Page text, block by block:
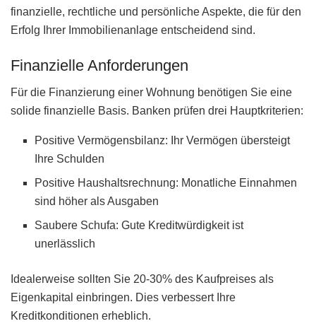
finanzielle, rechtliche und persönliche Aspekte, die für den
Erfolg Ihrer Immobilienanlage entscheidend sind.
Finanzielle Anforderungen
Für die Finanzierung einer Wohnung benötigen Sie eine
solide finanzielle Basis. Banken prüfen drei Hauptkriterien:
Positive Vermögensbilanz: Ihr Vermögen übersteigt
Ihre Schulden
Positive Haushaltsrechnung: Monatliche Einnahmen
sind höher als Ausgaben
Saubere Schufa: Gute Kreditwürdigkeit ist
unerlässlich
Idealerweise sollten Sie 20-30% des Kaufpreises als
Eigenkapital einbringen. Dies verbessert Ihre
Kreditkonditionen erheblich.